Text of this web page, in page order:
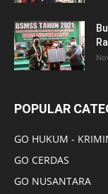
POPULAR
GO HUKUM -
GO CERDAS
GO NUSANTARA